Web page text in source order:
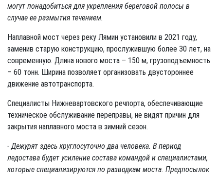
могут понадобиться для укрепления береговой полосы в
случае ее размытия течением.
Наплавной мост через реку Лямин установили в 2021 году,
заменив старую конструкцию, прослужившую более 30 лет, на
современную. Длина нового моста – 150 м, грузоподъемность
– 60 тонн. Ширина позволяет организовать двустороннее
движение автотранспорта.
Специалисты Нижневартовского речпорта, обеспечивающие
техническое обслуживание переправы, не видят причин для
закрытия наплавного моста в зимний сезон.
- Дежурят здесь круглосуточно два человека. В период
ледостава будет усиление состава командой и специалистами,
которые специализируются по разводкам моста. Предпосылок